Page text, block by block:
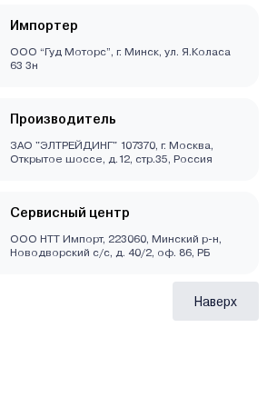
Импортер
ООО “Гуд Моторс”, г. Минск, ул. Я.Коласа
63 3н
Производитель
ЗАО "ЭЛТРЕЙДИНГ" 107370, г. Москва,
Открытое шоссе, д.12, стр.35, Россия
Сервисный центр
ООО НТТ Импорт, 223060, Минский р-н,
Новодворский с/с, д. 40/2, оф. 86, РБ
Наверх